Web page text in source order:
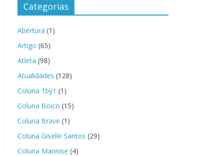
Categorias
Abertura (1)
Artigo (65)
Atleta (98)
Atualidades (128)
Coluna 1by1 (1)
Coluna Boico (15)
Coluna Brave (1)
Coluna Giselle Santos (29)
Coluna Mannise (4)